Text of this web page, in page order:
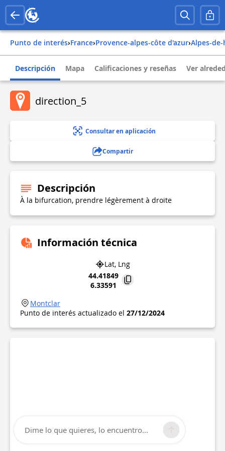
Punto de interés› france› provence-alpes-côte d'azur› alpes-
Descripción Mapa Calificaciones y reseñas Ver
direction_5
Consultar en aplicación
Compartir
Descripción
À la bifurcation, prendre légèrement à droite
Información técnica
Lat, Lng
44.41849
6.33591
Montclar
Punto de interés actualizado el 27/12/2024
Dime lo que quieres, lo encuentro...